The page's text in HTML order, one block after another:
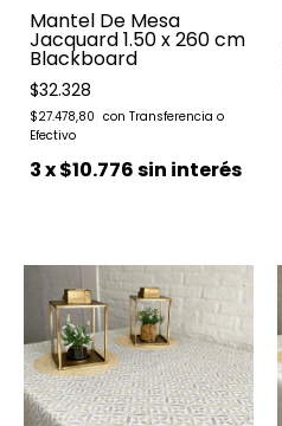
Mantel De Mesa
Jacquard 1.50 x 260 cm
Blackboard
$32.328
$27.478,80
3x$10.776sin interés